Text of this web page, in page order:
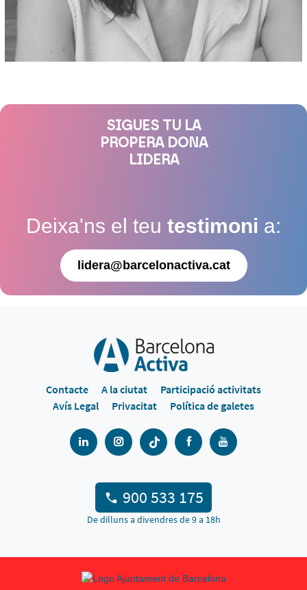
SIGUES TU LA
PROPERA DONA
LIDERA
Deixa'ns el teu testimoni a:
lidera@barcelonactiva.cat
Contacte A la ciutat
Participació activitats
Avís Legal
Privacitat Política de galetes
900 533 175
De dilluns a divendres de 9 a 18h